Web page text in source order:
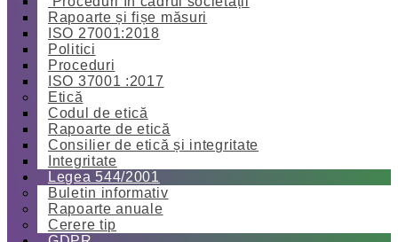
Rapoarte și fișe măsuri
ISO 27001:2018
Politici
Proceduri
ISO 37001 :2017
Etică
Codul de etică
Rapoarte de etică
Consilier de etică și integritate
Integritate
Legea 544/2001
Buletin informativ
Rapoarte anuale
Cerere tip